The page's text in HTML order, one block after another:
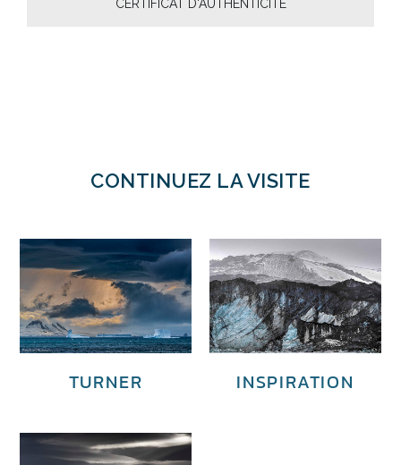
CERTIFICAT D'AUTHENTICITÉ
CONTINUEZ LA VISITE
TURNER INSPIRATION